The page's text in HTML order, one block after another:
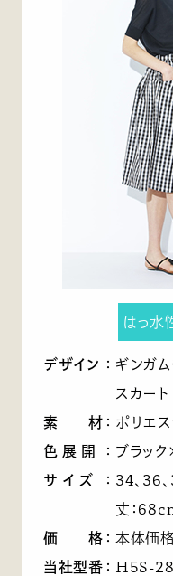
はっ水
デザイン ： ギンガ
スカート
素 材 ： ポリエ
色展開
： ブラッ
サイズ
： 34、36、
丈：
価 格 ： 本体価
当社型番 ： H5S-